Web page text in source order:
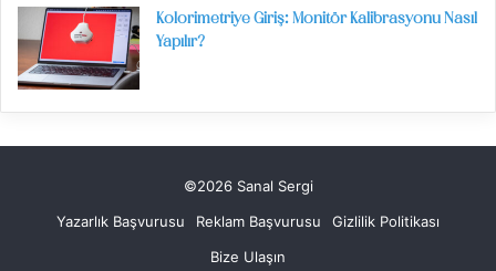
Kolorimetriye Giriş: Monitör Kalibrasyonu Nasıl
Yapılır?
©2026 Sanal Sergi
Yazarlık Başvurusu
Reklam Başvurusu
Gizlilik Politikası
Bize Ulaşın